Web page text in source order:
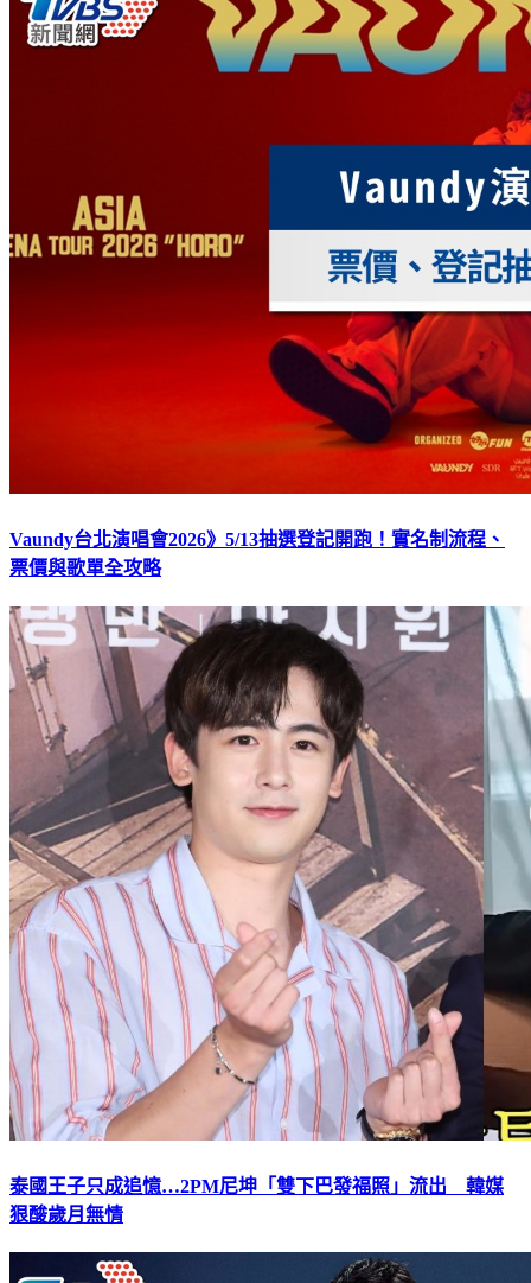
Vaundy台北演唱會2026》5/13抽選登記開跑！實名制流程、
票價與歌單全攻略
泰國王子只成追憶…2PM尼坤「雙下巴發福照」流出 韓媒
狠酸歲月無情